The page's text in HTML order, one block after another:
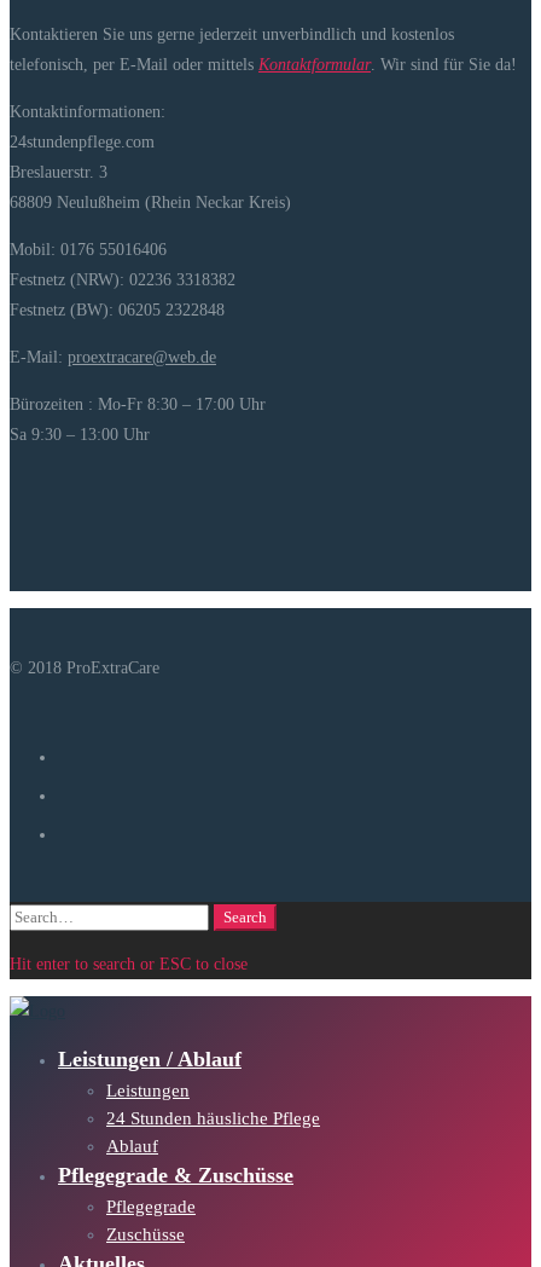
Kontaktieren Sie uns gerne jederzeit unverbindlich und kostenlos
telefonisch, per E-Mail oder mittels Kontaktformular. Wir sind für Sie da!
Kontaktinformationen:
24stundenpflege.com
Breslauerstr. 3
68809 Neulußheim (Rhein Neckar Kreis)
Mobil: 0176 55016406
Festnetz (NRW): 02236 3318382
Festnetz (BW): 06205 2322848
E-Mail: proextracare@web.de
Bürozeiten : Mo-Fr 8:30 – 17:00 Uhr
Sa 9:30 – 13:00 Uhr
© 2018 ProExtraCare
Search
Search
Hit enter to search or ESC to close
Leistungen / Ablauf
Leistungen
24 Stunden häusliche Pflege
Ablauf
Pflegegrade & Zuschüsse
Pflegegrade
Zuschüsse